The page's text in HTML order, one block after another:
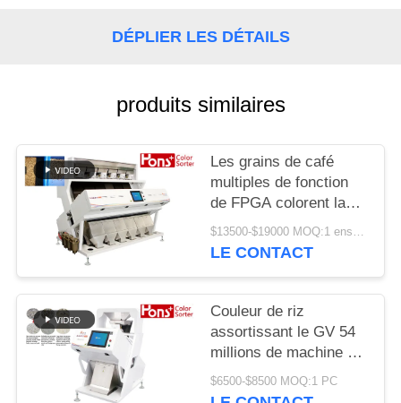
PRIVACY
POLICY
DÉPLIER LES DÉTAILS
produits similaires
Les grains de café
multiples de fonction
de FPGA colorent la
trieuse
$13500-$19000 MOQ:1 ensemble
LE CONTACT
Couleur de riz
assortissant le GV 54
millions de machine de
développement de
séparateur de pixel
$6500-$8500 MOQ:1 PC